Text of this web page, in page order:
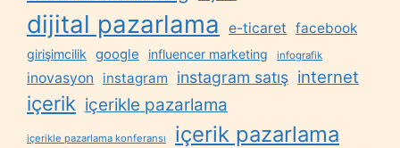
dijital pazarlama e-ticaret facebook
girişimcilik google influencer marketing infografik
inovasyon instagram instagram satış internet
içerik içerikle pazarlama
içerikle pazarlama konferansı içerik pazarlama